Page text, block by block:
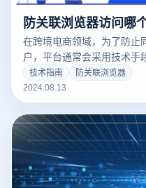
防关联浏览器访问哪
在跨境电商领域，为了防止
户，平台通常会采用技术手
发现多个账户的指纹信息相
况下，商家常常需要处理多
联系成为了一个重要问题，
技术指南
防关联浏览器
2024.08.13